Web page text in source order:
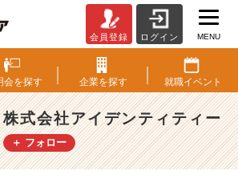
い
に
始
ま
っ
た
会員登録 ログイン MENU
会を探す 企業を探す 就職イベント
株式会社アイデンティティー
＋ フォロー